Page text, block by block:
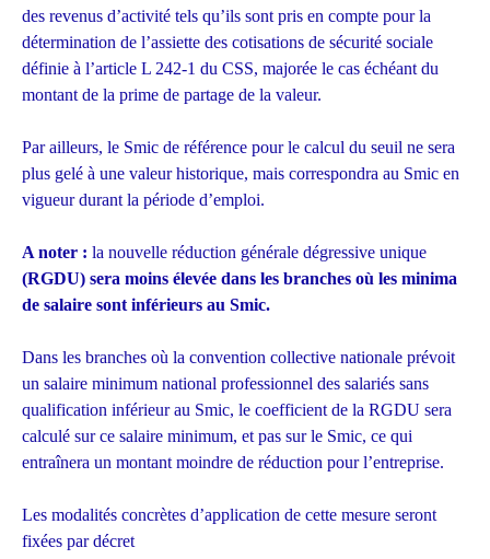
des revenus d’activité tels qu’ils sont pris en compte pour la
détermination de l’assiette des cotisations de sécurité sociale
définie à l’article L 242-1 du CSS, majorée le cas échéant du
montant de la prime de partage de la valeur.
Par ailleurs, le Smic de référence pour le calcul du seuil ne sera
plus gelé à une valeur historique, mais correspondra au Smic en
vigueur durant la période d’emploi.
A noter : la nouvelle réduction générale dégressive unique
(RGDU) sera moins élevée dans les branches où les minima
de salaire sont inférieurs au Smic.
Dans les branches où la convention collective nationale prévoit
un salaire minimum national professionnel des salariés sans
qualification inférieur au Smic, le coefficient de la RGDU sera
calculé sur ce salaire minimum, et pas sur le Smic, ce qui
entraînera un montant moindre de réduction pour l’entreprise.
Les modalités concrètes d’application de cette mesure seront
fixées par décret